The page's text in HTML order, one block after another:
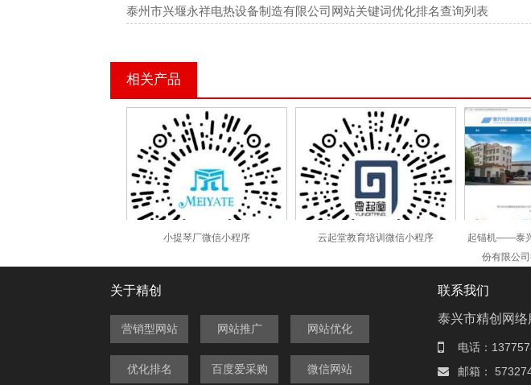
泰州市兴堰永祥电热设备制造有限公司网站关键词优化排名查询列表
相关产品
小提琴厂微信小程序 云起堂教育培训微信小程序
起锚机——泰
份有限公
关于精创
营销型网站 网站推广 网站优化
优化排名 百度爱采购 微信网站
联系我们
泰兴市精创网络
电话：
邮箱：